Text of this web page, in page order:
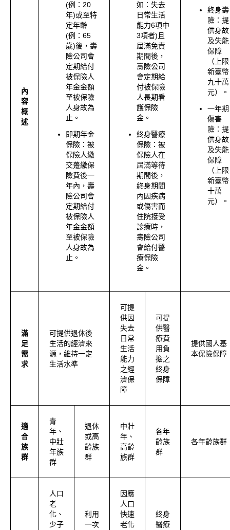
內
容
概
述
(例：20
年)或至特
定年齡
(例：65
歲)後，壽
險公司會
定期給付
被保險人
年金金額
至被保險
人身故為
止。
即期年金
保險：被
保險人繳
交躉繳保
險費後一
年內，壽
險公司會
定期給付
被保險人
年金金額
至被保險
人身故為
止。
如：失去
日常生活
能力6項中
3項者)且
屆滿免責
期間後，
壽險公司
會定期給
付被保險
人長期看
護保險
金。
終身醫療
保險：被
保險人在
屆滿等待
期間後，
終身期間
內因疾病
或傷害而
住院接受
診療時，
壽險公司
會給付醫
療保險
金。
終身壽
險：提
供身故
及失能
保障
（上限
新臺幣
九十萬
元）。
一年期
傷害
險：提
供身故
及失能
保障
（上限
新臺幣
十萬
元）。
滿
足
需
求
可提供退休後
生活的經濟來
源，維持一定
生活水準
可提
供因
失去
日常
生活
能力
之經
濟保
障
可提
供醫
療費
用負
擔之
終身
保障
提供國人基
本保險保障
適
合
族
群
青
年、
中壯
年族
群
退休
或高
齡族
群
中壯
年、
高齡
族群
各年
齡族
群
各年齡族群
人口
老
化、
少子
利用
一次
因應
人口
快速
老化
終身
醫療